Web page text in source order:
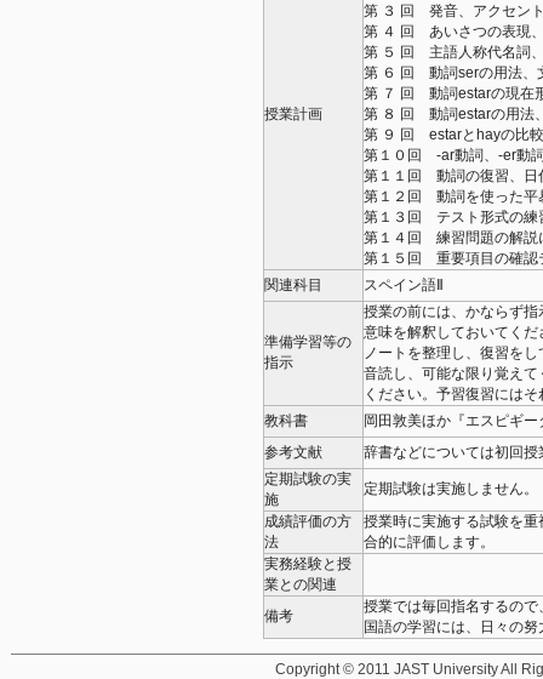
授業計画
第 ３ 回 発音、アクセン
第 ４ 回 あいさつの表現
第 ５ 回 主語人称代名詞
第 ６ 回 動詞serの用法、
第 ７ 回 動詞estarの現在
第 ８ 回 動詞estarの用法
第 ９ 回 estarとhayの比
第１０回 -ar動詞、-
第１１回 動詞の復習、日
第１２回 動詞を使った平
第１３回 テスト形式の
第１４回 練習問題の解説
第１５回 重要項目の確認
関連科目
スペイン語Ⅱ
準備学習等の
指示
授業の前には、かならず
意味を解釈しておいてく
ノートを整理し、復習を
音読し、可能な限り覚え
ください。予習復習には
教科書
岡田敦美ほか『エスピギ
参考文献
辞書などについては初回
定期試験の実
施
定期試験は実施しません。
成績評価の方
法
授業時に実施する試験を
合的に評価します。
実務経験と授
業との関連
備考
授業では毎回指名するの
国語の学習には、日々の